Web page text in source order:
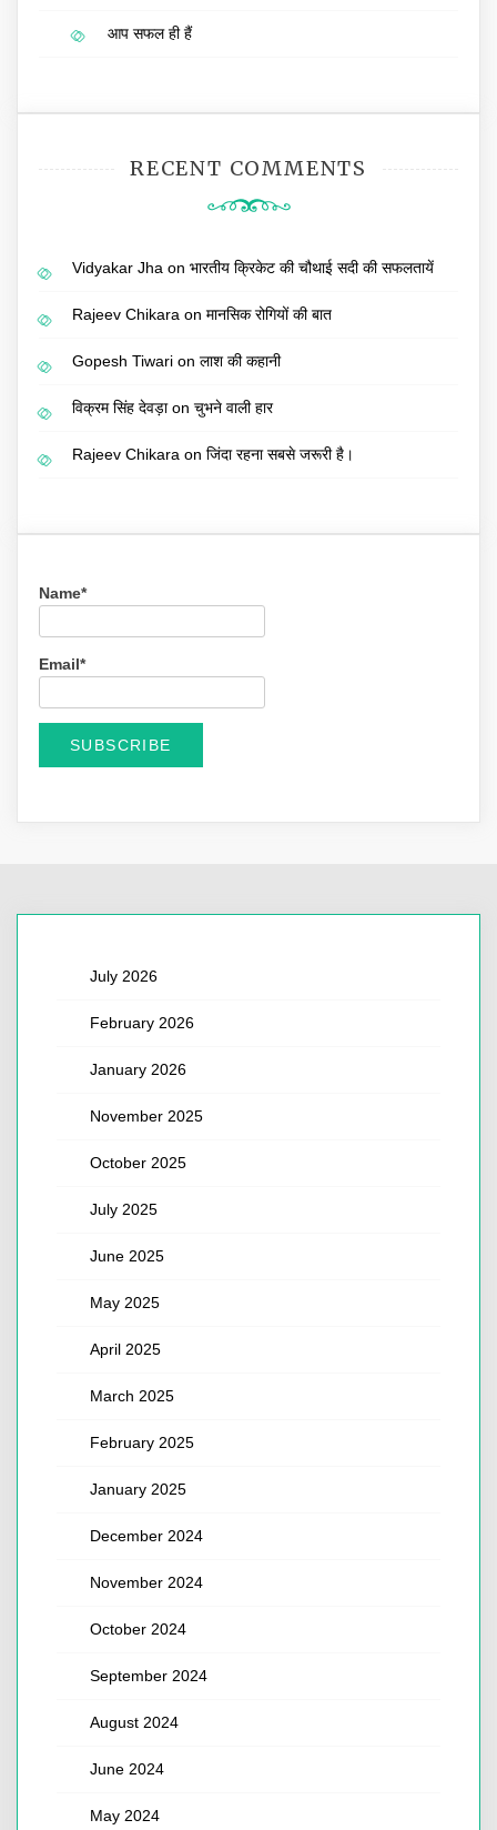
आप सफल ही हैं
RECENT COMMENTS
Vidyakar Jha on भारतीय क्रिकेट की चौथाई सदी की सफलतायें
Rajeev Chikara on मानसिक रोगियों की बात
Gopesh Tiwari on लाश की कहानी
विक्रम सिंह देवड़ाon चुभने वाली हार
Rajeev Chikara on जिंदा रहना सबसे जरूरी है।
Name*
Email*
July 2026
February 2026
January 2026
November 2025
October 2025
July 2025
June 2025
May 2025
April 2025
March 2025
February 2025
January 2025
December 2024
November 2024
October 2024
September 2024
August 2024
June 2024
May 2024